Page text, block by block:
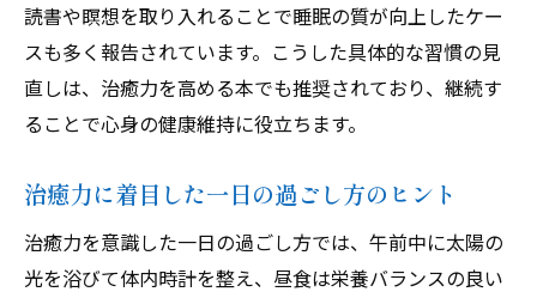
読書や瞑想を取り入れることで睡眠の質が向上したケー
スも多く報告されています。こうした具体的な習慣の見
直しは、治癒力を高める本でも推奨されており、継続す
ることで心身の健康維持に役立ちます。
治癒力に着目した一日の過ごし方のヒント
治癒力を意識した一日の過ごし方では、午前中に太陽の
光を浴びて体内時計を整え、昼食は栄養バランスの良い